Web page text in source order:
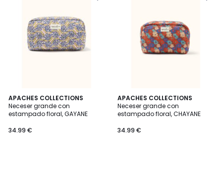
APACHES COLLECTIONS
Neceser grande con
estampado floral, GAYANE
34.99 €
APACHES COLLECTIONS
Neceser grande con
estampado floral, CHAYANE
34.99 €